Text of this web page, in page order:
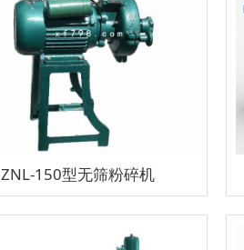
ZNL-150型无筛粉碎机